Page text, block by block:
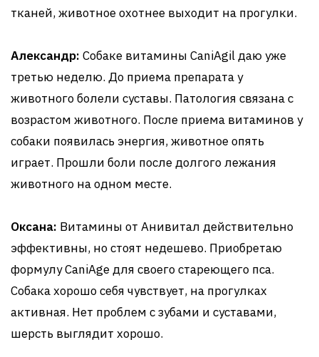
тканей, животное охотнее выходит на прогулки.
Александр: Собаке витамины CaniAgil даю уже
третью неделю. До приема препарата у
животного болели суставы. Патология связана с
возрастом животного. После приема витаминов у
собаки появилась энергия, животное опять
играет. Прошли боли после долгого лежания
животного на одном месте.
Оксана: Витамины от Анивитал действительно
эффективны, но стоят недешево. Приобретаю
формулу CaniAge для своего стареющего пса.
Собака хорошо себя чувствует, на прогулках
активная. Нет проблем с зубами и суставами,
шерсть выглядит хорошо.